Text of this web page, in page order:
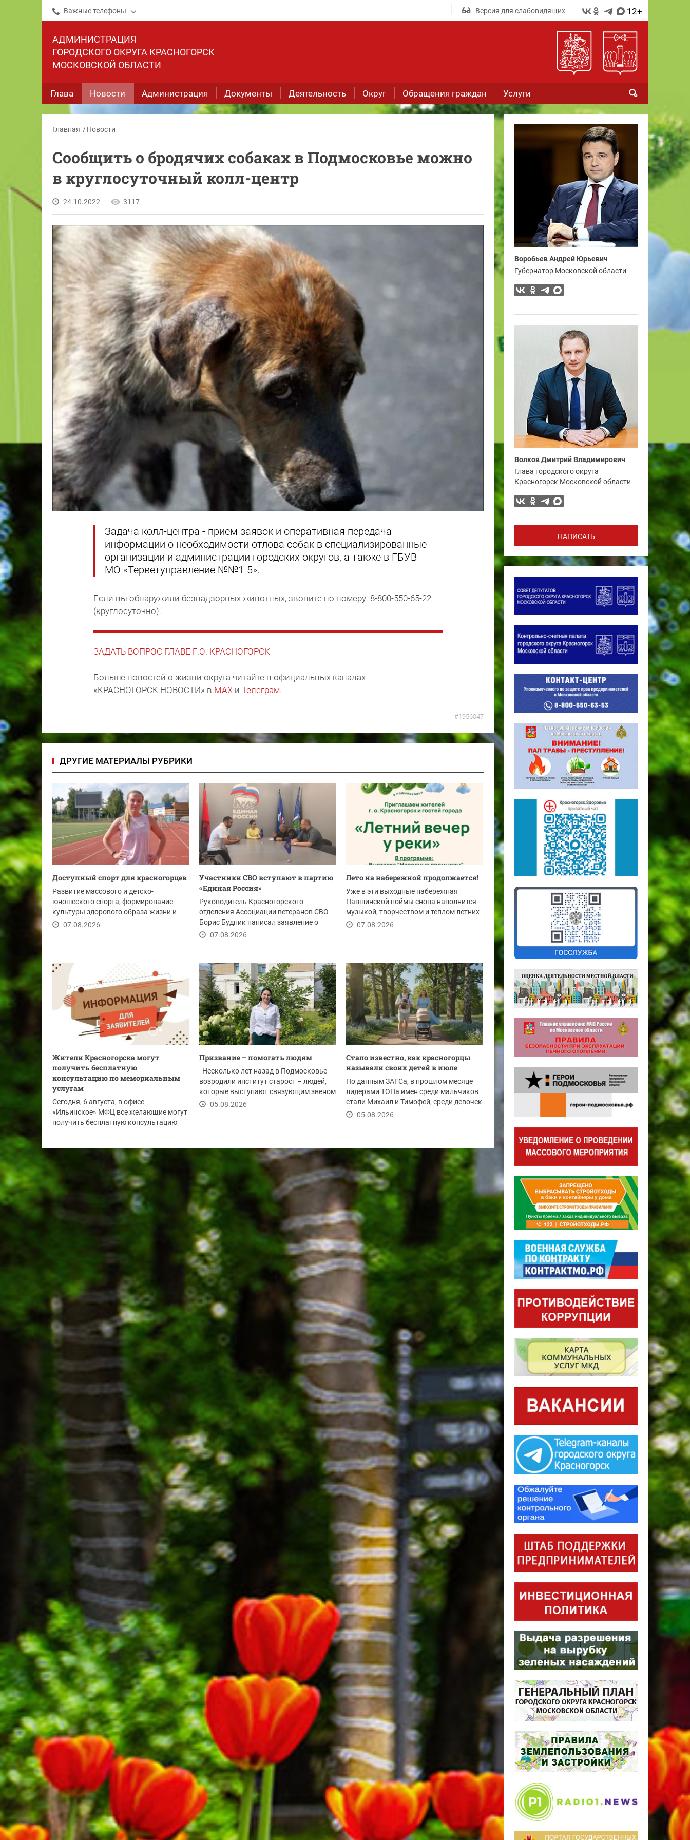
Важные телефоны Версия для слабовидящих 12+
АДМИНИСТРАЦИЯ
ГОРОДСКОГО ОКРУГА КРАСНОГОРСК
МОСКОВСКОЙ ОБЛАСТИ
Глава Новости Администрация Документы Деятельность Округ Обращения граждан Услуги
Главная Новости
Сообщить о бродячих собаках в Подмосковье можно
в круглосуточный колл-центр
24.10.2022 3117
Задача колл-центра - прием заявок и оперативная передача
информации о необходимости отлова собак в специализированные
организации и администрации городских округов, а также в ГБУВ
МО «Терветуправление №№1-5».
Если вы обнаружили безнадзорных животных, звоните по номеру: 8-800-550-65-22
(круглосуточно).
ЗАДАТЬ ВОПРОС ГЛАВЕ Г.О. КРАСНОГОРСК
Больше новостей о жизни округа читайте в официальных каналах
«КРАСНОГОРСК.НОВОСТИ» в MAX и Телеграм.
#1956047
ДРУГИЕ МАТЕРИАЛЫ РУБРИКИ
Доступный спорт для красногорцев
Развитие массового и детско-
юношеского спорта, формирование
культуры здорового образа жизни и
активного долголетия...
07.08.2026
Участники СВО вступают в партию
«Единая Россия»
Руководитель Красногорского
отделения Ассоциации ветеранов СВО
Борис Будник написал заявление о
вступлении в партию,...
07.08.2026
Лето на набережной продолжается!
Уже в эти выходные набережная
Павшинской поймы снова наполнится
музыкой, творчеством и теплом летних
закатов.
07.08.2026
Жители Красногорска могут
получить бесплатную
консультацию по мемориальным
услугам
Сегодня, 6 августа, в офисе
«Ильинское» МФЦ все желающие могут
получить бесплатную консультацию
специалистов ГБУ МО...
Призвание – помогать людям
Несколько лет назад в Подмосковье
возродили институт старост – людей,
которые выступают связующим звеном
между...
05.08.2026
Стало известно, как красногорцы
называли своих детей в июле
По данным ЗАГСа, в прошлом месяце
лидерами ТОПа имен среди мальчиков
стали Михаил и Тимофей, среди девочек
-... 05.08.2026
Воробьев Андрей Юрьевич
Губернатор Московской области
Волков Дмитрий Владимирович
Глава городского округа
Красногорск Московской области
НАПИСАТЬ